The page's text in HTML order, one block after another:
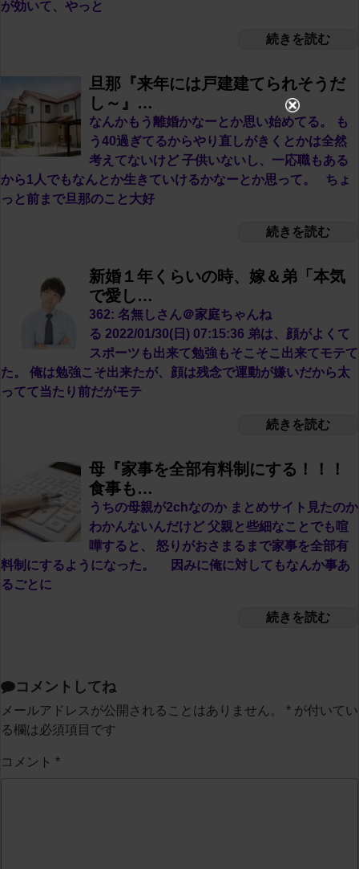
が効いて、やっと
続きを読む
旦那『来年には戸建建てられそうだ
し～』…
なんかもう離婚かなーとか思い始めてる。 も
う40過ぎてるからやり直しがきくとかは全然
考えてないけど 子供いないし、一応職もある
から1人でもなんとか生きていけるかなーとか思って。 ちょ
っと前まで旦那のこと大好
続きを読む
新婚１年くらいの時、嫁＆弟「本気
で愛し…
362: 名無しさん＠家庭ちゃんね
る 2022/01/30(日) 07:15:36 弟は、顔がよくて
スポーツも出来て勉強もそこそこ出来てモテて
た。 俺は勉強こそ出来たが、顔は残念で運動が嫌いだから太
ってて当たり前だがモテ
続きを読む
母『家事を全部有料制にする！！！
食事も…
うちの母親が2chなのか まとめサイト見たのか
わかんないんだけど 父親と些細なことでも喧
嘩すると、 怒りがおさまるまで家事を全部有
料制にするようになった。 因みに俺に対してもなんか事あ
るごとに
続きを読む
コメントしてね
メールアドレスが公開されることはありません。 * が付いてい
る欄は必須項目です
コメント *